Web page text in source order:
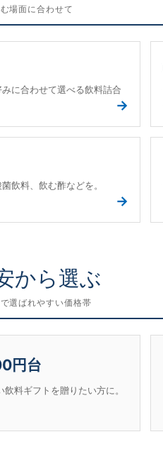
場面に合わせて
に合わせて選べる飲料詰合
→
飲料、飲む酢などを。
→
から選ぶ
選ばれやすい価格帯
円台
料ギフトを贈りたい方に。